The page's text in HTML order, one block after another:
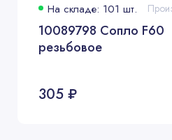
На складе: 101 шт.
10089798 Сопло F60
резьбовое
305 ₽